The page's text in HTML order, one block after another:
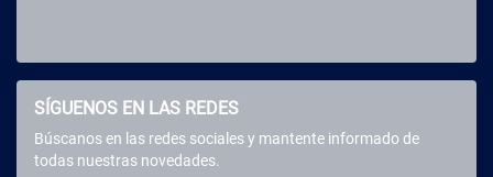
SÍGUENOS EN LAS REDES
Búscanos en las redes sociales y mantente informado de
todas nuestras novedades.